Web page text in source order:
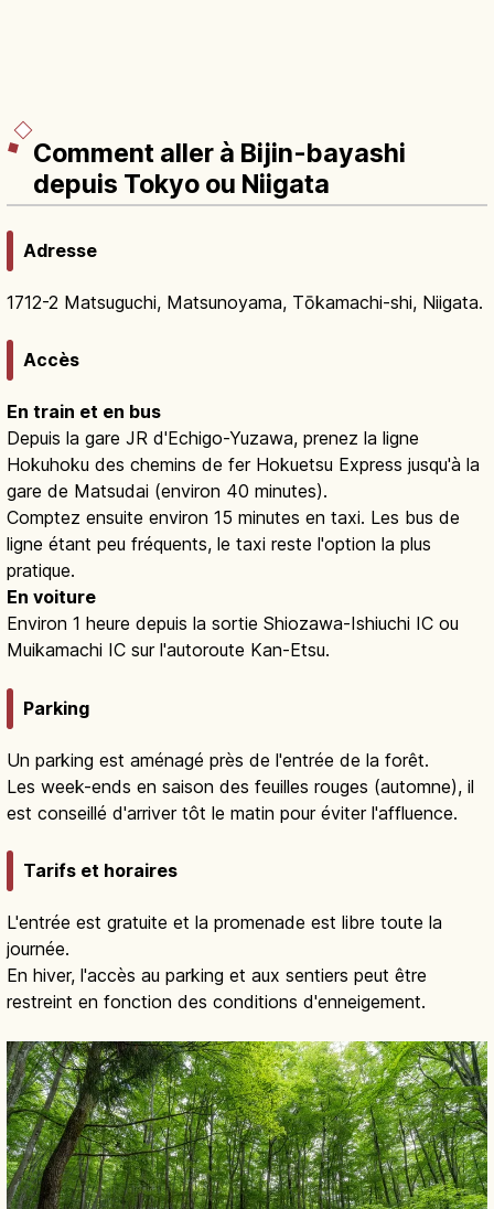
Comment aller à Bijin-bayashi
depuis Tokyo ou Niigata
Adresse
1712-2 Matsuguchi, Matsunoyama, Tōkamachi-shi, Niigata.
Accès
En train et en bus
Depuis la gare JR d'Echigo-Yuzawa, prenez la ligne
Hokuhoku des chemins de fer Hokuetsu Express jusqu'à la
gare de Matsudai (environ 40 minutes).
Comptez ensuite environ 15 minutes en taxi. Les bus de
ligne étant peu fréquents, le taxi reste l'option la plus
pratique.
En voiture
Environ 1 heure depuis la sortie Shiozawa-Ishiuchi IC ou
Muikamachi IC sur l'autoroute Kan-Etsu.
Parking
Un parking est aménagé près de l'entrée de la forêt.
Les week-ends en saison des feuilles rouges (automne), il
est conseillé d'arriver tôt le matin pour éviter l'affluence.
Tarifs et horaires
L'entrée est gratuite et la promenade est libre toute la
journée.
En hiver, l'accès au parking et aux sentiers peut être
restreint en fonction des conditions d'enneigement.